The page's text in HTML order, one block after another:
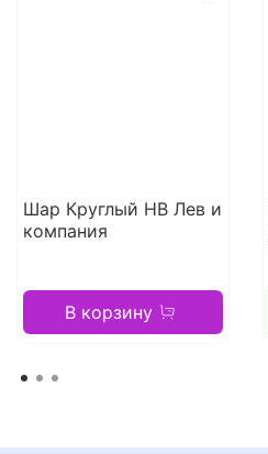
Шар Круглый НВ Лев и
компания
В корзину